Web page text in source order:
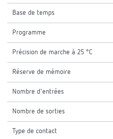
Base de temps
Programme
Précision de marche à 25 °C
Réserve de mémoire
Nombre d'entrées
Nombre de sorties
Type de contact